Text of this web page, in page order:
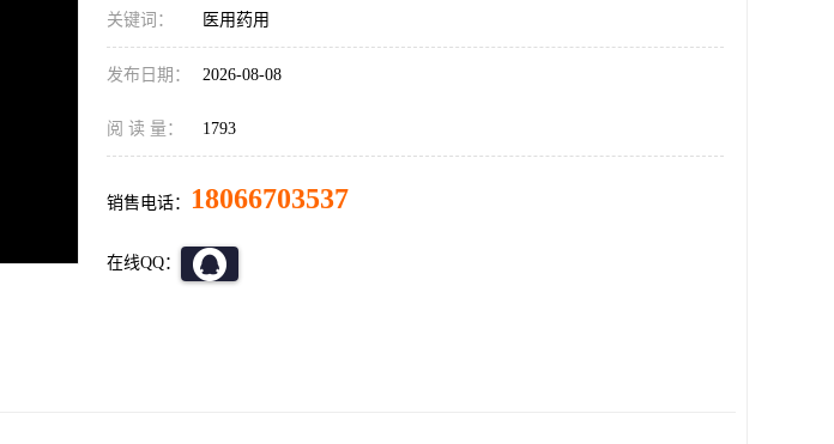
关键词： 医用药用
发布日期： 2026-08-08
阅 读 量： 1793
销售电话： 18066703537
在线QQ：